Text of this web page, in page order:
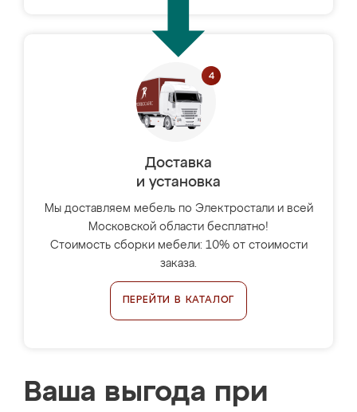
Доставка
и установка
Мы доставляем мебель по Электростали и всей
Московской области бесплатно!
Стоимость сборки мебели: 10% от стоимости
заказа.
ПЕРЕЙТИ В КАТАЛОГ
Ваша выгода при